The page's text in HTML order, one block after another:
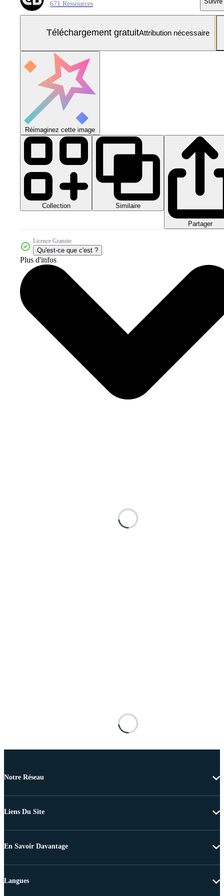
671 Ressources
Téléchargement gratuitAttribution nécessaire
Réimaginez cette image
Collection Similaire
Partager
Licence Gratuite
Qu'est-ce que c'est ?
Plus d'infos
Notre Réseau
Liens Du Site
En Savoir Davantage
Langues